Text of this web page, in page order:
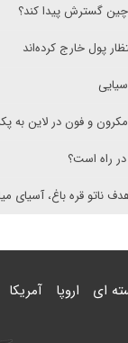
چین گسترش پیدا کند؟
پول خارج کرده‌اند
و فون در لاین به
راه است؟
ناتو قره باغ، آسیای
ای اروپا آمریکا